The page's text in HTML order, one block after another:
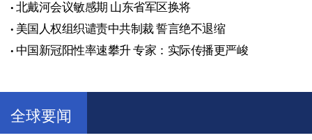
北戴河会议敏感期 山东省军区换将
美国人权组织谴责中共制裁 誓言绝不退缩
中国新冠阳性率速攀升 专家：实际传播更严峻
全球要闻